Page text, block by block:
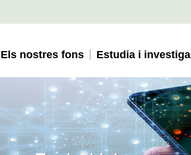
Els nostres fons Estudia i investiga